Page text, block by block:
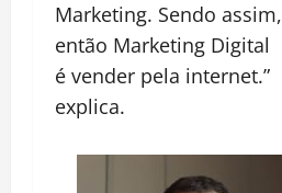
Marketing. Sendo assim,
então Marketing Digital
é vender pela internet.”
explica.